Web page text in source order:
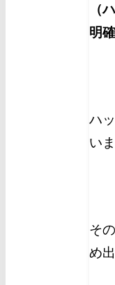
（
明
ハ
い
そ
め